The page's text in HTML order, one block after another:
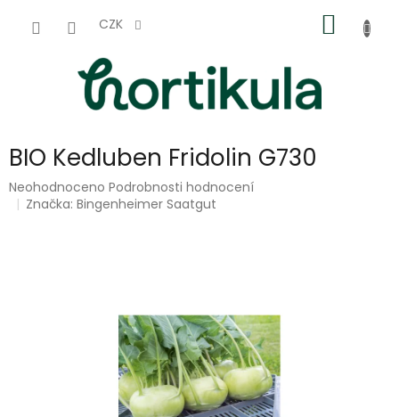
CZK
KOŠÍK
BIO Kedluben Fridolin G730
Průměrné
hodnocení
Neohodnoceno Podrobnosti hodnocení
Značka:Bingenheimer Saatgut